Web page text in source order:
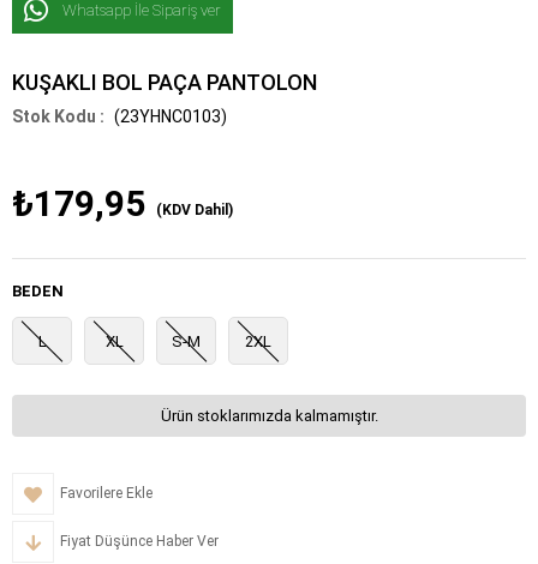
Whatsapp İle Sipariş ver
KUŞAKLI BOL PAÇA PANTOLON
(23YHNC0103)
₺179,95 (KDV Dahil)
BEDEN
L XL S-M 2XL
Ürün stoklarımızda kalmamıştır.
Favorilere Ekle
Fiyat Düşünce Haber Ver